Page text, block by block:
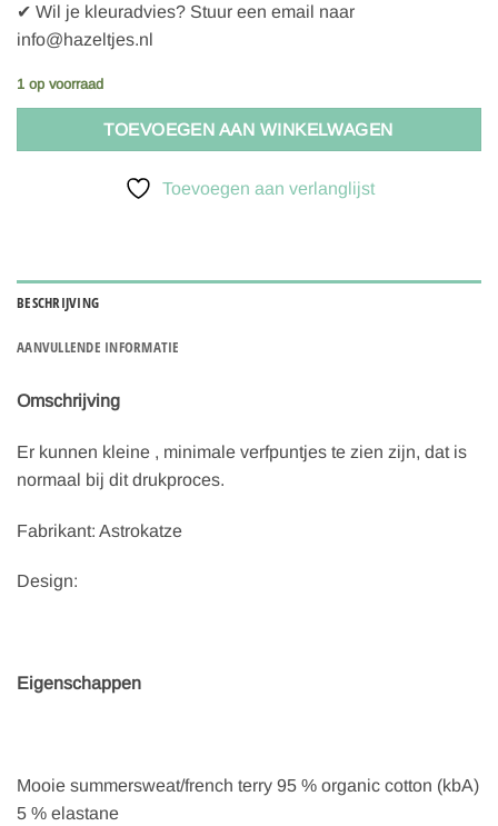
✔ Wil je kleuradvies? Stuur een email naar
info@hazeltjes.nl
1 op voorraad
TOEVOEGEN AAN WINKELWAGEN
Toevoegen aan verlanglijst
BESCHRIJVING
AANVULLENDE INFORMATIE
Omschrijving
Er kunnen kleine , minimale verfpuntjes te zien zijn, dat is
normaal bij dit drukproces.
Fabrikant: Astrokatze
Design:
Eigenschappen
Mooie summersweat/french terry 95 % organic cotton (kbA)
5 % elastane